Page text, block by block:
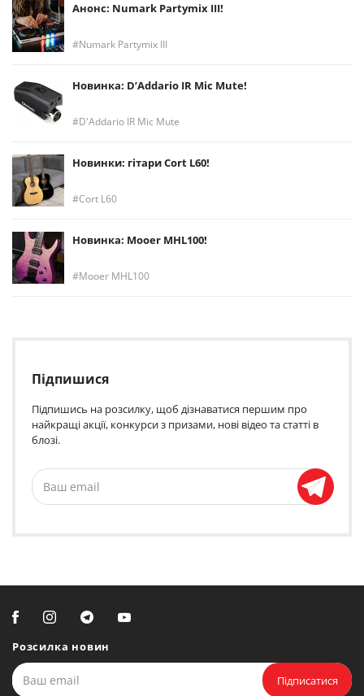
Анонс: Numark Partymix III!
Numark Partymix III
Новинка: D’Addario IR Mic Mute!
D'Addario IR Mic Mute
Новинки: гітари Cort L60!
Cort L60
Новинка: Mooer MHL100!
Mooer MHL100
Підпишися
Підпишись на розсилку, щоб дізнаватися першим про
найкращі акції, конкурси з призами, нові відео та статті в
блозі.
Розсилка новин
Підписатися